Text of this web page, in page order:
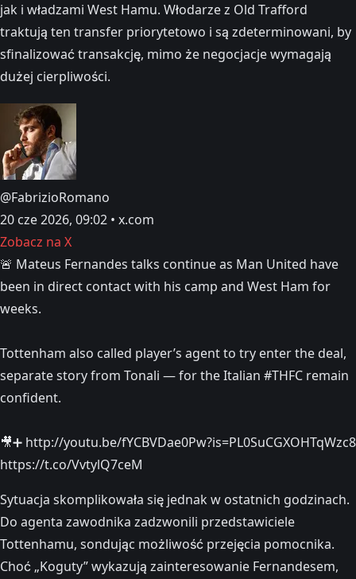
jak i władzami West Hamu. Włodarze z Old Trafford
traktują ten transfer priorytetowo i są zdeterminowani, by
sfinalizować transakcję, mimo że negocjacje wymagają
dużej cierpliwości.
@FabrizioRomano
20 cze 2026, 09:02 • x.com
Zobacz na X
🚨 Mateus Fernandes talks continue as Man United have
been in direct contact with his camp and West Ham for
weeks.
Tottenham also called player’s agent to try enter the deal,
separate story from Tonali — for the Italian #THFC remain
confident.
🎥➕ http://youtu.be/fYCBVDae0Pw?is=PL0SuCGXOHTqWzc8
https://t.co/VvtylQ7ceM
Sytuacja skomplikowała się jednak w ostatnich godzinach.
Do agenta zawodnika zadzwonili przedstawiciele
Tottenhamu, sondując możliwość przejęcia pomocnika.
Choć „Koguty” wykazują zainteresowanie Fernandesem,